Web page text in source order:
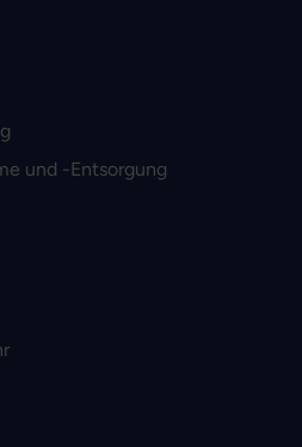
und -Entsorgung